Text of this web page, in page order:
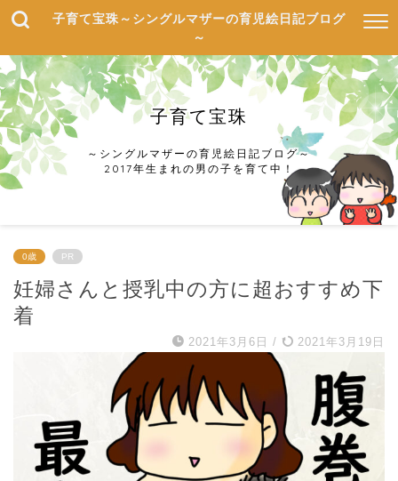
子育て宝珠～シングルマザーの育児絵日記ブログ
～
子育て宝珠
～シングルマザーの育児絵日記ブログ～
2017年生まれの男の子を育て中！
0歳 PR
妊婦さんと授乳中の方に超おすすめ下
着
2021年3月6日 / 2021年3月19日